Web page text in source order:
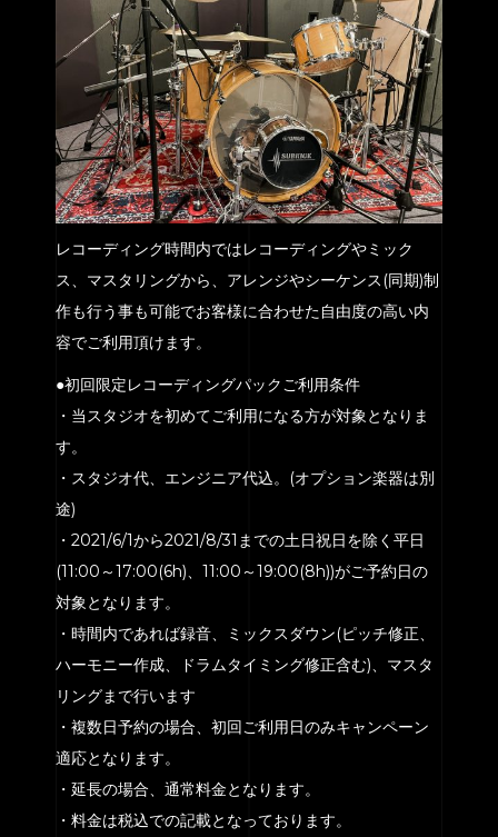
レコーディング時間内ではレコーディングやミック
ス、マスタリングから、アレンジやシーケンス(同期)制
作も行う事も可能でお客様に合わせた自由度の高い内
容でご利用頂けます。
●初回限定レコーディングパックご利用条件
・当スタジオを初めてご利用になる方が対象となりま
す。
・スタジオ代、エンジニア代込。(オプション楽器は別
途)
・2021/6/1から2021/8/31までの土日祝日を除く平日
(11:00～17:00(6h)、11:00～19:00(8h))がご予約日の
対象となります。
・時間内であれば録音、ミックスダウン(ピッチ修正、
ハーモニー作成、ドラムタイミング修正含む)、マスタ
リングまで行います
・複数日予約の場合、初回ご利用日のみキャンペーン
適応となります。
・延長の場合、通常料金となります。
・料金は税込での記載となっております。